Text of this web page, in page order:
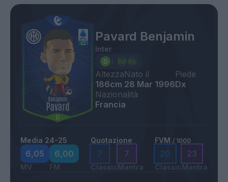
Pavard Benjamin
Inter
Altezza
186cm
Nato il
28 Mar 1996
Piede
Dx
Nazionalità
Francia
Media 24-25
6,05
MV
6,00
FM
Quotazione
7
Classic
7
Mantra
FVM / 1000
20
Classic
23
Mantra